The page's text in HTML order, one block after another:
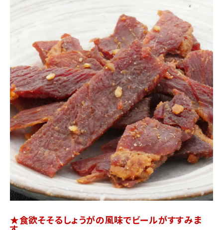
★食欲そそるしょうがの風味でビールがすすみま